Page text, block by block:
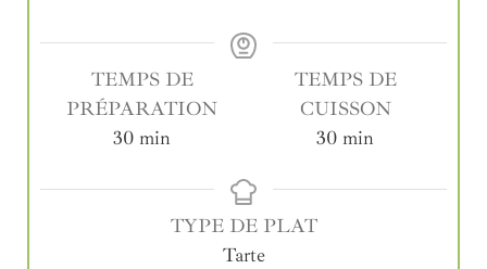
TEMPS DE
PRÉPARATION
30 min
TEMPS DE
CUISSON
30 min
TYPE DE PLAT
Tarte